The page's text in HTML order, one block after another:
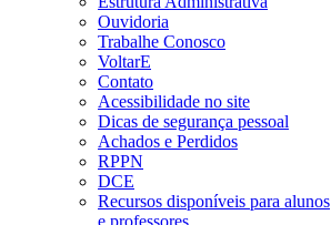
Ouvidoria
Trabalhe Conosco
VoltarE
Contato
Acessibilidade no site
Dicas de segurança pessoal
Achados e Perdidos
RPPN
DCE
Recursos disponíveis para alunos
e professores